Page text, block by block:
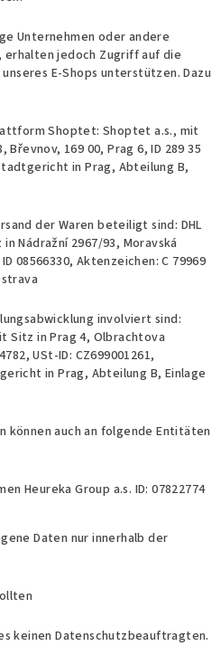
Unternehmen oder andere
jedoch Zugriff auf die
E-Shops unterstützen. Dazu
Shoptet: Shoptet a.s., mit
169 00, Prag 6, ID 289 35
in Prag, Abteilung B,
der Waren beteiligt sind: DHL
Nádražní 2967/93, Moravská
08566330, Aktenzeichen: C 79969
involviert sind:
Sitz in Prag 4, Olbrachtova
USt-ID: CZ699001261,
in Prag, Abteilung B, Einlage
können auch an folgende Entitäten
Heureka Group a.s. ID: 07822774
Daten nur innerhalb der
keinen Datenschutzbeauftragten.